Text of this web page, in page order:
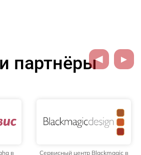
партнёры
в
Сервисный центр Blackmagic в